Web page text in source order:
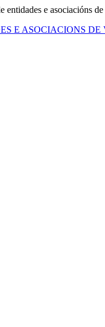
e asociacións
E ASOCIACIONS